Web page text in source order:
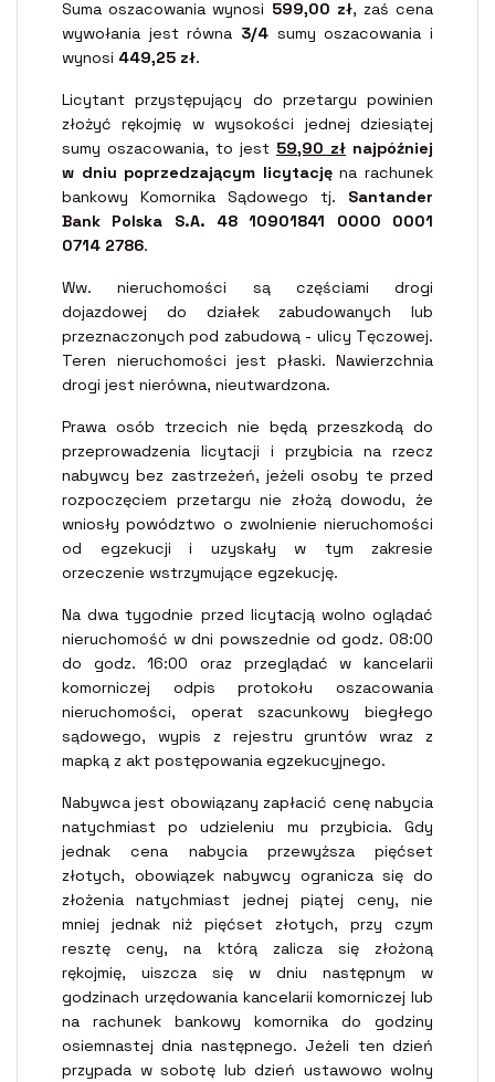
Suma oszacowania wynosi 599,00 zł, zaś cena
wywołania jest równa 3/4 sumy oszacowania i
wynosi 449,25 zł.
Licytant przystępujący do przetargu powinien
złożyć rękojmię w wysokości jednej dziesiątej
sumy oszacowania, to jest 59,90 zł najpóźniej
w dniu poprzedzającym licytacjęna rachunek
bankowy Komornika Sądowego tj. Santander
Bank Polska S.A. 48 10901841 0000 0001
0714 2786.
Ww. nieruchomości są częściami drogi
dojazdowej do działek zabudowanych lub
przeznaczonych pod zabudową - ulicy Tęczowej.
Teren nieruchomości jest płaski. Nawierzchnia
drogi jest nierówna, nieutwardzona.
Prawa osób trzecich nie będą przeszkodą do
przeprowadzenia licytacji i przybicia na rzecz
nabywcy bez zastrzeżeń, jeżeli osoby te przed
rozpoczęciem przetargu nie złożą dowodu, że
wniosły powództwo o zwolnienie nieruchomości
od egzekucji i uzyskały w tym zakresie
orzeczenie wstrzymujące egzekucję.
Na dwa tygodnie przed licytacją wolno oglądać
nieruchomość w dni powszednie od godz. 08:00
do godz. 16:00 oraz przeglądać w kancelarii
komorniczej odpis protokołu oszacowania
nieruchomości, operat szacunkowy biegłego
sądowego, wypis z rejestru gruntów wraz z
mapką z akt postępowania egzekucyjnego.
Nabywca jest obowiązany zapłacić cenę nabycia
natychmiast po udzieleniu mu przybicia. Gdy
jednak cena nabycia przewyższa pięćset
złotych, obowiązek nabywcy ogranicza się do
złożenia natychmiast jednej piątej ceny, nie
mniej jednak niż pięćset złotych, przy czym
resztę ceny, na którą zalicza się złożoną
rękojmię, uiszcza się w dniu następnym w
godzinach urzędowania kancelarii komorniczej lub
na rachunek bankowy komornika do godziny
osiemnastej dnia następnego. Jeżeli ten dzień
przypada w sobotę lub dzień ustawowo wolny